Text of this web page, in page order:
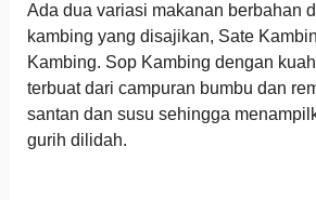
Ada dua variasi makanan berbahan
kambing yang disajikan, Sate
Kambing. Sop Kambing dengan
terbuat dari campuran bumbu dan
santan dan susu sehingga
gurih dilidah.